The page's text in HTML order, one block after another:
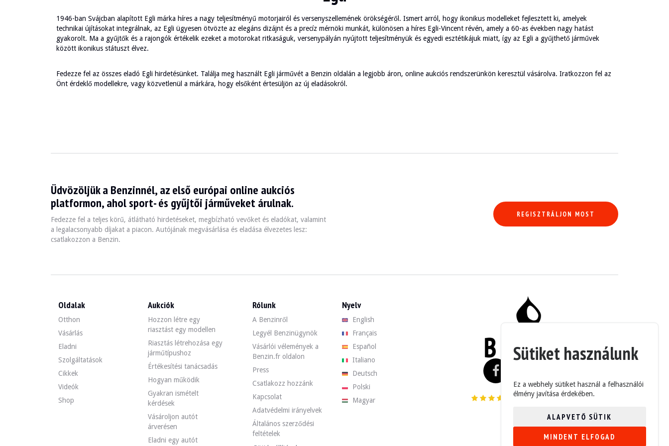
1946-ban Svájcban alapított Egli márka híres a nagy teljesítményű motorjairól és versenyszellemének örökségéről. Ismert arról, hogy ikonikus modelleket fejlesztett ki, amelyek
technikai újításokat integrálnak, az Egli ügyesen ötvözte az elegáns dizájnt és a precíz mérnöki munkát, különösen a híres Egli-Vincent révén, amely a 60-as években nagy hatást
gyakorolt. Ma a gyűjtők és a rajongók értékelik ezeket a motorokat ritkaságuk, versenypályán nyújtott teljesítményük és egyedi esztétikájuk miatt, így az Egli a gyűjthető járművek
között ikonikus státuszt élvez.
Fedezze fel az összes eladó Egli hirdetésünket. Találja meg használt Egli járművét a Benzin oldalán a legjobb áron, online aukciós rendszerünkön keresztül vásárolva. Iratkozzon fel az
Önt érdeklő modellekre, vagy közvetlenül a márkára, hogy elsőként értesüljön az új eladásokról.
Üdvözöljük a Benzinnél, az első európai online aukciós
platformon, ahol sport- és gyűjtői járműveket árulnak.
Fedezze fel a teljes körű, átlátható hirdetéseket, megbízható vevőket és eladókat, valamint
a legalacsonyabb díjakat a piacon. Autójának megvásárlása és eladása élvezetes lesz:
csatlakozzon a Benzin.
REGISZTRÁLJON MOST
Oldalak
Otthon
Vásárlás
Eladni
Szolgáltatások
Cikkek
Videók
Shop
Aukciók
Hozzon létre egy
riasztást egy modellen
Riasztás létrehozása egy
járműtípushoz
Értékesítési tanácsadás
Hogyan működik
Gyakran ismételt
kérdések
Vásároljon autót
árverésen
Eladni egy autót
Rólunk
A Benzinről
Legyél Benzinügynök
Vásárlói vélemények a
Benzin.fr oldalon
Press
Csatlakozz hozzánk
Kapcsolat
Adatvédelmi irányelvek
Általános szerződési
feltételek
Nyelv
English
Français
Español
Italiano
Deutsch
Polski
Magyar
4.6/5 (235 Vélemények)
Sütiket használunk
Ez a webhely sütiket használ a felhasználói
élmény javítása érdekében.
ALAPVETŐ SÜTIK
MINDENT ELFOGAD